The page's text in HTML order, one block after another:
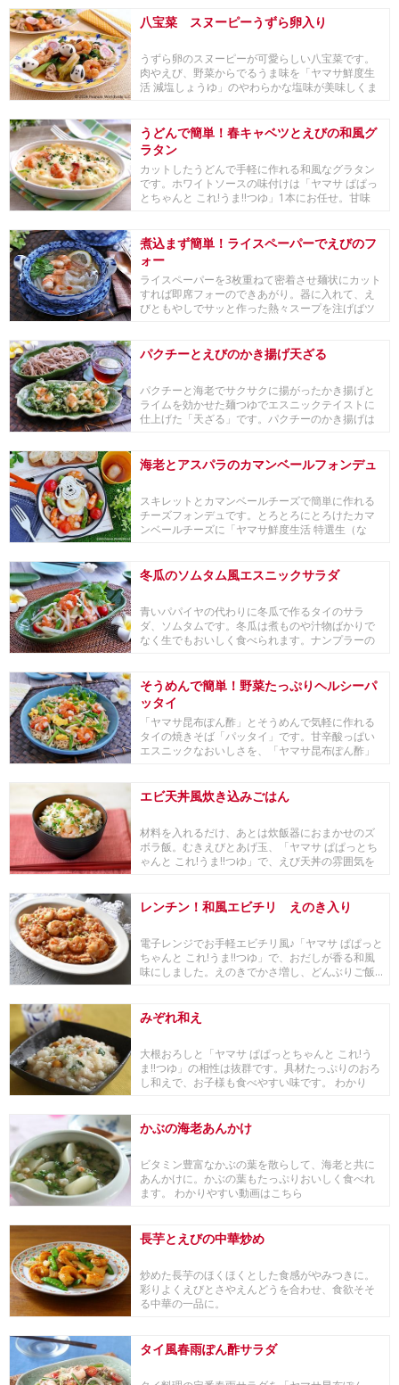
八宝菜 スヌーピーうずら卵入り
うずら卵のスヌーピーが可愛らしい八宝菜です。
肉やえび、野菜からでるうま味を「ヤマサ鮮度生
活 減塩しょうゆ」のやわらかな塩味が美味しくま
うどんで簡単！春キャベツとえびの和風グ
ラタン
カットしたうどんで手軽に作れる和風なグラタン
です。ホワイトソースの味付けは「ヤマサ ぱぱっ
とちゃんと これ!うま!!つゆ」1本にお任せ。甘味
煮込まず簡単！ライスペーパーでえびのフ
ォー
ライスペーパーを3枚重ねて密着させ麺状にカット
すれば即席フォーのできあがり。器に入れて、え
びともやしでサッと作った熱々スープを注げばツ
パクチーとえびのかき揚げ天ざる
パクチーと海老でサクサクに揚がったかき揚げと
ライムを効かせた麺つゆでエスニックテイストに
仕上げた「天ざる」です。パクチーのかき揚げは
海老とアスパラのカマンベールフォンデュ
スキレットとカマンベールチーズで簡単に作れる
チーズフォンデュです。とろとろにとろけたカマ
ンベールチーズに「ヤマサ鮮度生活 特選生（な
冬瓜のソムタム風エスニックサラダ
青いパパイヤの代わりに冬瓜で作るタイのサラ
ダ、ソムタムです。冬瓜は煮ものや汁物ばかりで
なく生でもおいしく食べられます。ナンプラーの
そうめんで簡単！野菜たっぷりヘルシーパ
ッタイ
「ヤマサ昆布ぽん酢」とそうめんで気軽に作れる
タイの焼きそば「パッタイ」です。甘辛酸っぱい
エスニックなおいしさを、「ヤマサ昆布ぽん酢」
エビ天丼風炊き込みごはん
材料を入れるだけ、あとは炊飯器におまかせのズ
ボラ飯。むきえびとあげ玉、「ヤマサ ぱぱっとち
ゃんと これ!うま!!つゆ」で、えび天丼の雰囲気を
レンチン！和風エビチリ えのき入り
電子レンジでお手軽エビチリ風♪「ヤマサ ぱぱっと
ちゃんと これ!うま!!つゆ」で、おだしが香る和風
味にしました。えのきでかさ増し、どんぶりご飯...
みぞれ和え
大根おろしと「ヤマサ ぱぱっとちゃんと これ!う
ま!!つゆ」の相性は抜群です。具材たっぷりのおろ
し和えで、お子様も食べやすい味です。 わかり
かぶの海老あんかけ
ビタミン豊富なかぶの葉を散らして、海老と共に
あんかけに。かぶの葉もたっぷりおいしく食べれ
ます。 わかりやすい動画はこちら
長芋とえびの中華炒め
炒めた長芋のほくほくとした食感がやみつきに。
彩りよくえびとさやえんどうを合わせ、食欲そそ
る中華の一品に。
タイ風春雨ぽん酢サラダ